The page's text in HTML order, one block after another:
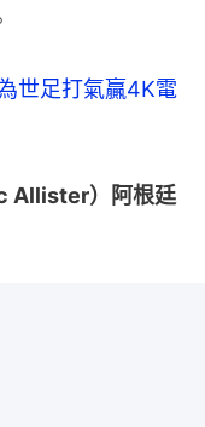
世足打氣贏4K電
Allister）阿根廷